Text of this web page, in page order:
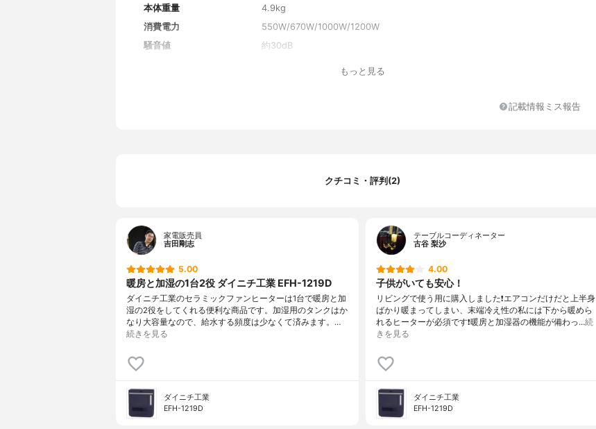
本体重量
4.9kg
消費電力
550W/670W/1000W/1200W
騒音値
約30dB
もっと見る
記載情報ミス報告
クチコミ・評判(2)
家電販売員
吉田剛志
5.00
暖房と加湿の1台2役 ダイニチ工業 EFH-1219D
ダイニチ工業のセラミックファンヒーターは1台で暖房と加
湿の2役をしてくれる便利な商品です。加湿用のタンクはか
なり大容量なので、給水する頻度は少なくて済みます。…
続きを見る
ダイニチ工業
EFH-1219D
テーブルコーディネーター
古谷 梨沙
4.00
子供がいても安心！
リビングで使う用に購入しました❗️エアコンだけだと上半身
ばかり暖まってしまい、末端冷え性の私には下から暖めら
れるヒーターが必須です❗️暖房と加湿器の機能が備わっ…続
きを見る
ダイニチ工業
EFH-1219D